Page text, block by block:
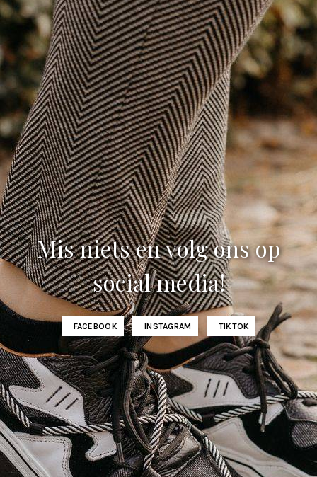
Mis niets en volg ons op
social media!
FACEBOOK INSTAGRAM TIKTOK